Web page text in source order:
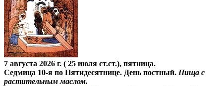
7 августа 2026 г. ( 25 июля ст.ст.), пятница.
Седмица 10-я по Пятидесятнице. День постный. Пища с
растительным маслом.